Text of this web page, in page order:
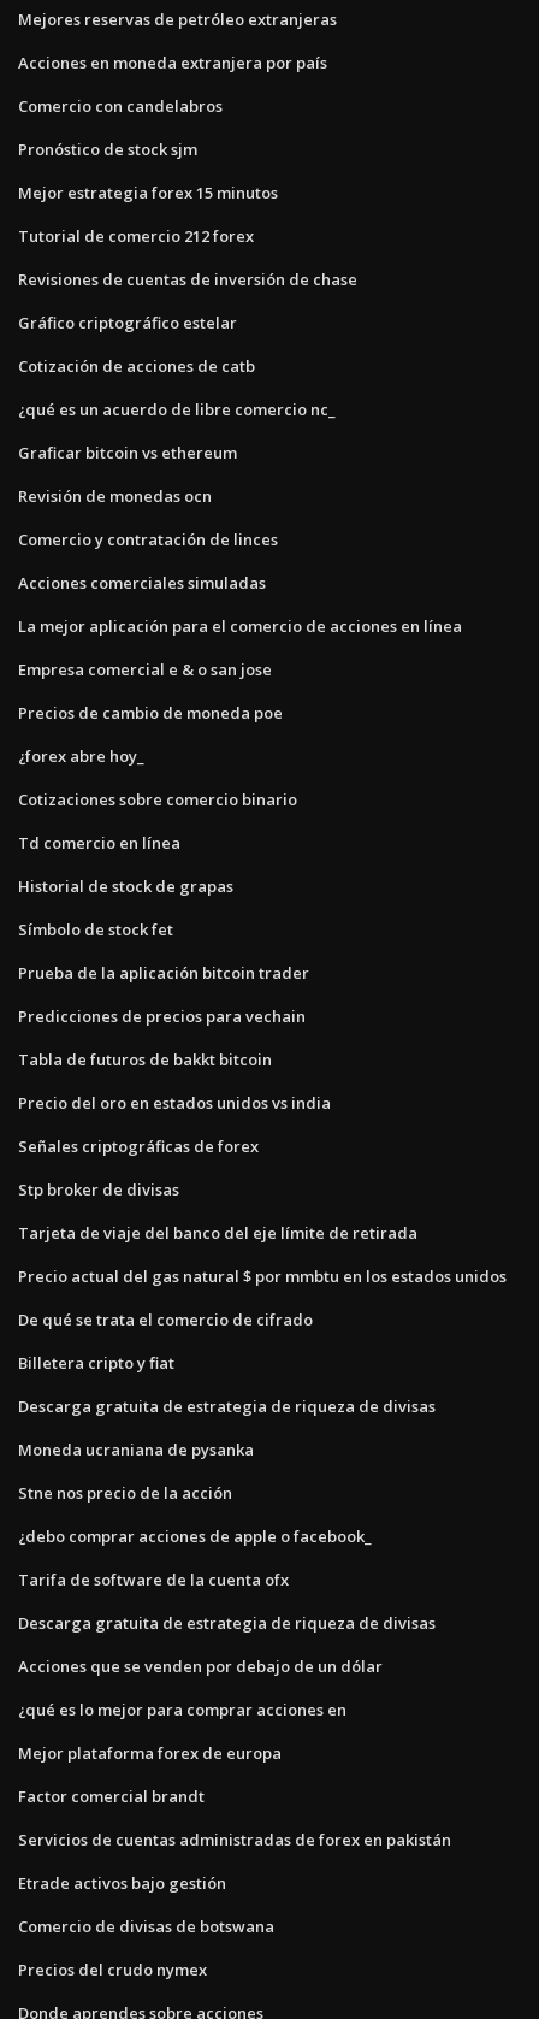
Mejores reservas de petróleo extranjeras
Acciones en moneda extranjera por país
Comercio con candelabros
Pronóstico de stock sjm
Mejor estrategia forex 15 minutos
Tutorial de comercio 212 forex
Revisiones de cuentas de inversión de chase
Gráfico criptográfico estelar
Cotización de acciones de catb
¿qué es un acuerdo de libre comercio nc_
Graficar bitcoin vs ethereum
Revisión de monedas ocn
Comercio y contratación de linces
Acciones comerciales simuladas
La mejor aplicación para el comercio de acciones en línea
Empresa comercial e & o san jose
Precios de cambio de moneda poe
¿forex abre hoy_
Cotizaciones sobre comercio binario
Td comercio en línea
Historial de stock de grapas
Símbolo de stock fet
Prueba de la aplicación bitcoin trader
Predicciones de precios para vechain
Tabla de futuros de bakkt bitcoin
Precio del oro en estados unidos vs india
Señales criptográficas de forex
Stp broker de divisas
Tarjeta de viaje del banco del eje límite de retirada
Precio actual del gas natural $ por mmbtu en los estados unidos
De qué se trata el comercio de cifrado
Billetera cripto y fiat
Descarga gratuita de estrategia de riqueza de divisas
Moneda ucraniana de pysanka
Stne nos precio de la acción
¿debo comprar acciones de apple o facebook_
Tarifa de software de la cuenta ofx
Descarga gratuita de estrategia de riqueza de divisas
Acciones que se venden por debajo de un dólar
¿qué es lo mejor para comprar acciones en
Mejor plataforma forex de europa
Factor comercial brandt
Servicios de cuentas administradas de forex en pakistán
Etrade activos bajo gestión
Comercio de divisas de botswana
Precios del crudo nymex
Donde aprendes sobre acciones